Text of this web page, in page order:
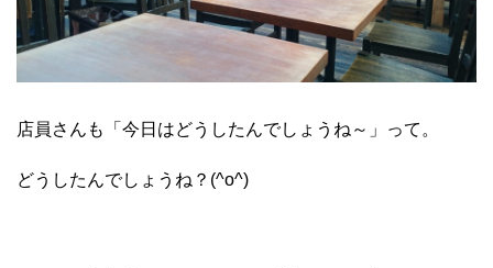
店員さんも「今日はどうしたんでしょうね～」って。
どうしたんでしょうね？(^o^)